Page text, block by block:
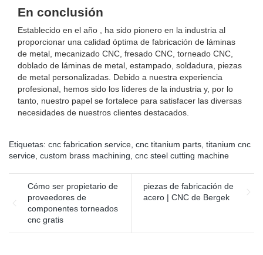
En conclusión
Establecido en el año , ha sido pionero en la industria al
proporcionar una calidad óptima de fabricación de láminas
de metal, mecanizado CNC, fresado CNC, torneado CNC,
doblado de láminas de metal, estampado, soldadura, piezas
de metal personalizadas. Debido a nuestra experiencia
profesional, hemos sido los líderes de la industria y, por lo
tanto, nuestro papel se fortalece para satisfacer las diversas
necesidades de nuestros clientes destacados.
Etiquetas: cnc fabrication service cnc titanium parts titanium cnc
service custom brass machining cnc steel cutting machine
Cómo ser propietario de
proveedores de
componentes torneados
cnc gratis
piezas de fabricación de
acero | CNC de Bergek